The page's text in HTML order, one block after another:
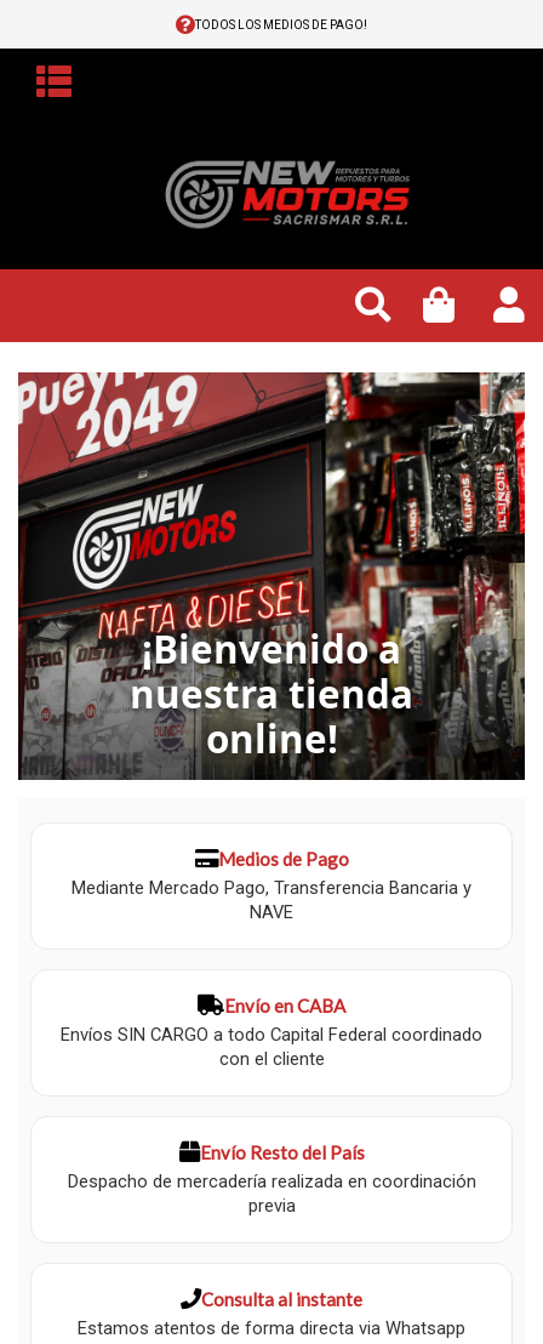
TODOS LOS MEDIOS DE PAGO!
¡Bienvenido a
nuestra tienda
online!
Medios de Pago
Mediante Mercado Pago, Transferencia Bancaria y
NAVE
Envío en CABA
Envíos SIN CARGO a todo Capital Federal coordinado
con el cliente
Envío Resto del País
Despacho de mercadería realizada en coordinación
previa
Consulta al instante
Estamos atentos de forma directa via Whatsapp